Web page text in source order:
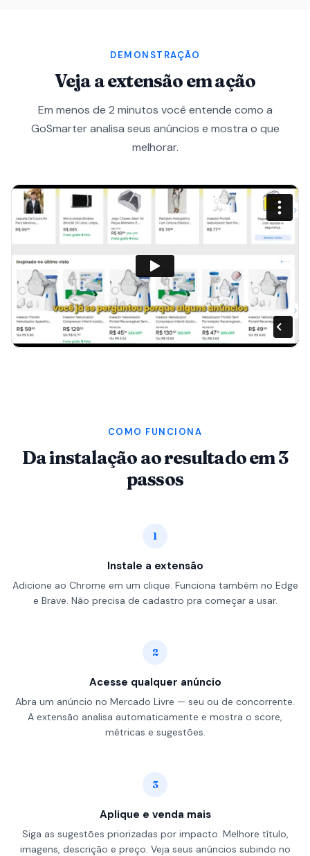
DEMONSTRAÇÃO
Veja a extensão em ação
Em menos de 2 minutos você entende como a
GoSmarter analisa seus anúncios e mostra o que
melhorar.
COMO FUNCIONA
Da instalação ao resultado em 3
passos
1
Instale a extensão
Adicione ao Chrome em um clique. Funciona também no Edge
e Brave. Não precisa de cadastro pra começar a usar.
2
Acesse qualquer anúncio
Abra um anúncio no Mercado Livre — seu ou de concorrente.
A extensão analisa automaticamente e mostra o score,
métricas e sugestões.
3
Aplique e venda mais
Siga as sugestões priorizadas por impacto. Melhore título,
imagens, descrição e preço. Veja seus anúncios subindo no